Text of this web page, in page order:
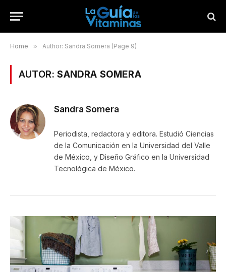
Home » Author: Sandra Somera (Page 9)
AUTOR:SANDRA SOMERA
Sandra Somera
Periodista, redactora y editora. Estudió Ciencias
de la Comunicación en la Universidad del Valle
de México, y Diseño Gráfico en la Universidad
Tecnológica de México.